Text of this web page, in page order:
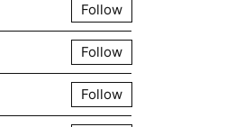
Follow
Follow
Follow